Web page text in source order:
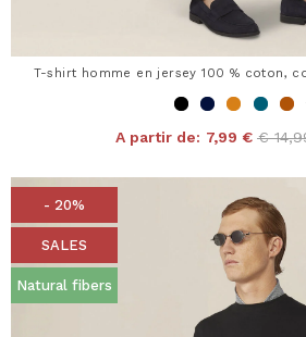
T-shirt homme en jersey 100 % coton,
A partir de: 7,99 € Price
€
- 20%
SALES
Natural fibers